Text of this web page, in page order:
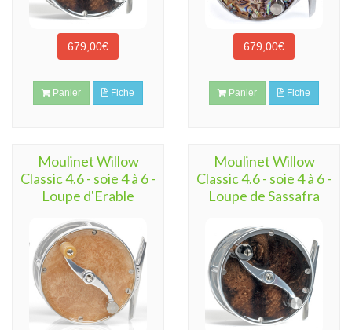
679,00€
Panier Fiche
679,00€
Panier Fiche
Moulinet Willow
Classic 4.6 - soie 4 à 6 -
Loupe d'Erable
Moulinet Willow
Classic 4.6 - soie 4 à 6 -
Loupe de Sassafra